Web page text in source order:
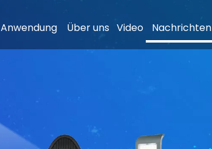
Anwendung Über uns Video Nachrichten